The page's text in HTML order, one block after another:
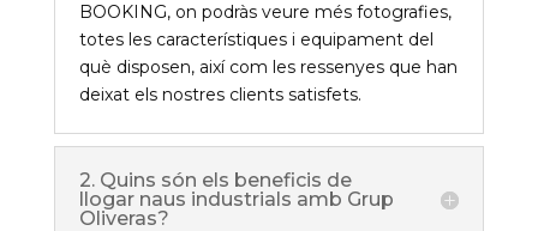
BOOKING, on podràs veure més fotografies,
totes les característiques i equipament del
què disposen, així com les ressenyes que han
deixat els nostres clients satisfets.
2. Quins són els beneficis de
llogar naus industrials amb Grup
Oliveras?